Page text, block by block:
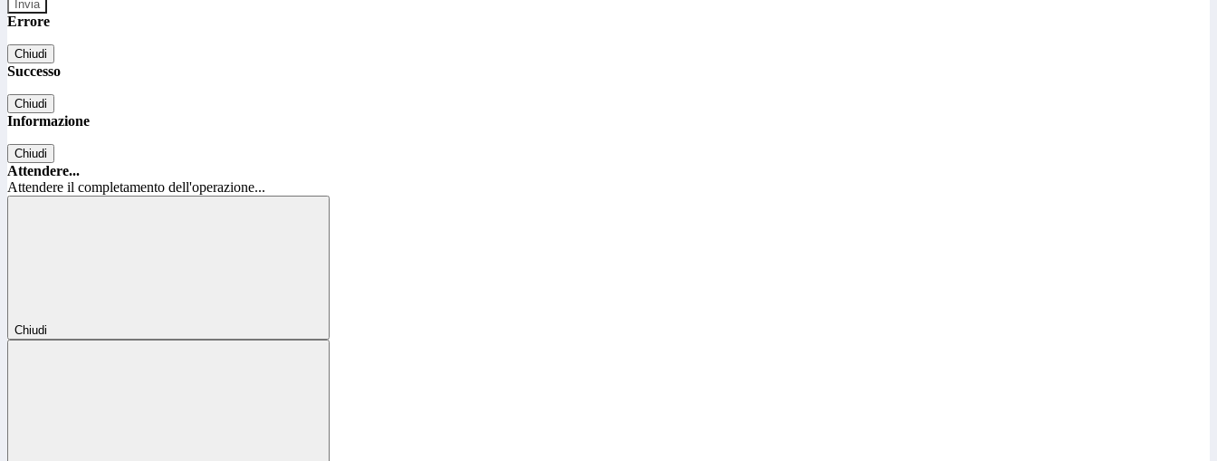
Errore
Chiudi
Successo
Chiudi
Informazione
Chiudi
Attendere...
Attendere il completamento dell'operazione...
Chiudi